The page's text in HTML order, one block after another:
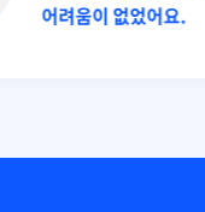
어려움이 없었어요.